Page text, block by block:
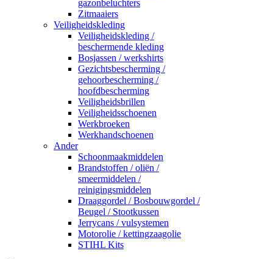
gazonbeluchters
Zitmaaiers
Veiligheidskleding
Veiligheidskleding /
beschermende kleding
Bosjassen / werkshirts
Gezichtsbescherming /
gehoorbescherming /
hoofdbescherming
Veiligheidsbrillen
Veiligheidsschoenen
Werkbroeken
Werkhandschoenen
Ander
Schoonmaakmiddelen
Brandstoffen / oliën /
smeermiddelen /
reinigingsmiddelen
Draaggordel / Bosbouwgordel /
Beugel / Stootkussen
Jerrycans / vulsystemen
Motorolie / kettingzaagolie
STIHL Kits